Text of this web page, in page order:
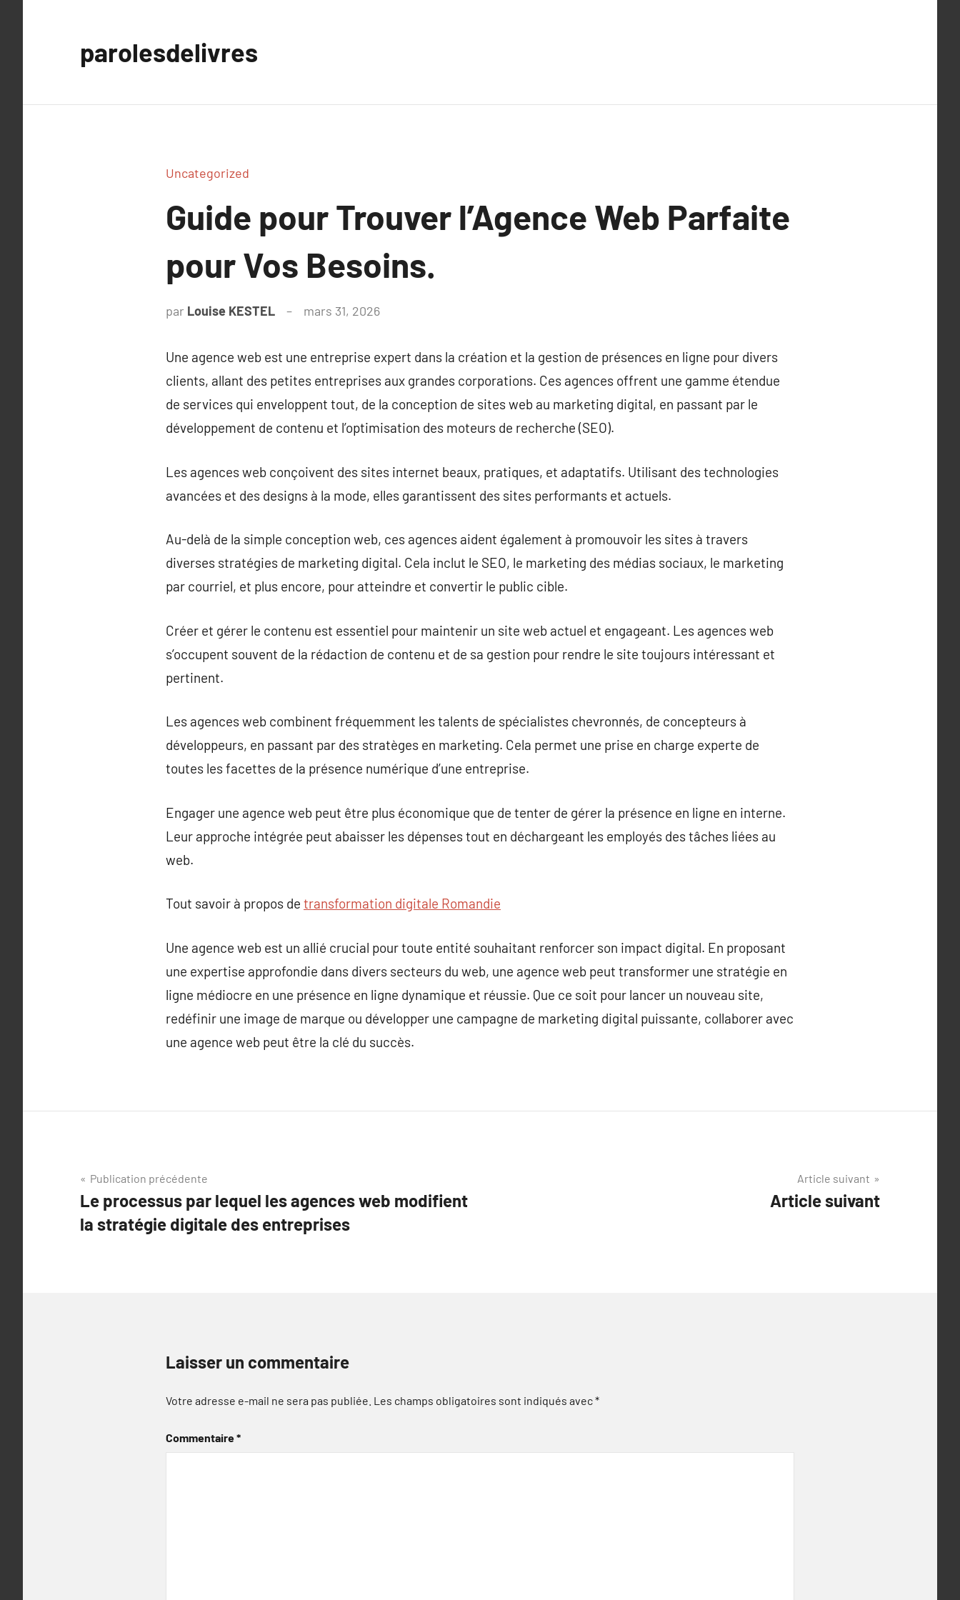
parolesdelivres
Uncategorized
Guide pour Trouver l’Agence Web Parfaite
pour Vos Besoins.
par Louise KESTEL mars 31, 2026
Une agence web est une entreprise expert dans la création et la gestion de présences en ligne pour divers
clients, allant des petites entreprises aux grandes corporations. Ces agences offrent une gamme étendue
de services qui enveloppent tout, de la conception de sites web au marketing digital, en passant par le
développement de contenu et l’optimisation des moteurs de recherche (SEO).
Les agences web conçoivent des sites internet beaux, pratiques, et adaptatifs. Utilisant des technologies
avancées et des designs à la mode, elles garantissent des sites performants et actuels.
Au-delà de la simple conception web, ces agences aident également à promouvoir les sites à travers
diverses stratégies de marketing digital. Cela inclut le SEO, le marketing des médias sociaux, le marketing
par courriel, et plus encore, pour atteindre et convertir le public cible.
Créer et gérer le contenu est essentiel pour maintenir un site web actuel et engageant. Les agences web
s’occupent souvent de la rédaction de contenu et de sa gestion pour rendre le site toujours intéressant et
pertinent.
Les agences web combinent fréquemment les talents de spécialistes chevronnés, de concepteurs à
développeurs, en passant par des stratèges en marketing. Cela permet une prise en charge experte de
toutes les facettes de la présence numérique d’une entreprise.
Engager une agence web peut être plus économique que de tenter de gérer la présence en ligne en interne.
Leur approche intégrée peut abaisser les dépenses tout en déchargeant les employés des tâches liées au
web.
Tout savoir à propos de transformation digitale Romandie
Une agence web est un allié crucial pour toute entité souhaitant renforcer son impact digital. En proposant
une expertise approfondie dans divers secteurs du web, une agence web peut transformer une stratégie en
ligne médiocre en une présence en ligne dynamique et réussie. Que ce soit pour lancer un nouveau site,
redéfinir une image de marque ou développer une campagne de marketing digital puissante, collaborer avec
une agence web peut être la clé du succès.
Navigation
de
l’article
Publication précédente
Le processus par lequel les agences web modifient
la stratégie digitale des entreprises
Article suivant
Article suivant
Laisser un commentaire
Votre adresse e-mail ne sera pas publiée. Les champs obligatoires sont indiqués avec*
Commentaire*